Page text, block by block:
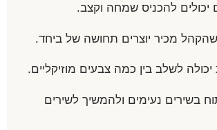
יכולים להכניס שמחה וקצב.
מכיר יוצרים תחושה של ביחד.
לשלב בין כמה צבעים מוזיקליים.
בשירים נעימים ולהמשיך לשירים